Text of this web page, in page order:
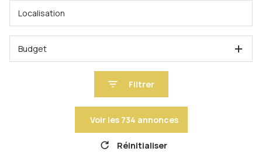
Budget
Filtrer
Voir les 734 annonces
Réinitialiser